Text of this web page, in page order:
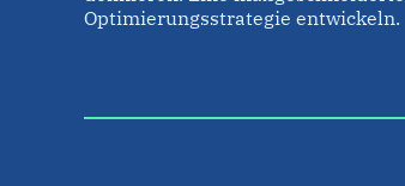
Optimierungsstrategie entwickeln.